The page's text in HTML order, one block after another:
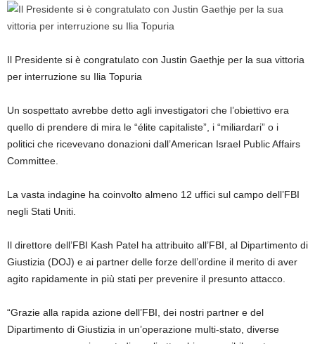
Il Presidente si è congratulato con Justin Gaethje per la sua vittoria
per interruzione su Ilia Topuria
Un sospettato avrebbe detto agli investigatori che l’obiettivo era
quello di prendere di mira le “élite capitaliste”, i “miliardari” o i
politici che ricevevano donazioni dall’American Israel Public Affairs
Committee.
La vasta indagine ha coinvolto almeno 12 uffici sul campo dell’FBI
negli Stati Uniti.
Il direttore dell’FBI Kash Patel ha attribuito all’FBI, al Dipartimento di
Giustizia (DOJ) e ai partner delle forze dell’ordine il merito di aver
agito rapidamente in più stati per prevenire il presunto attacco.
“Grazie alla rapida azione dell’FBI, dei nostri partner e del
Dipartimento di Giustizia in un’operazione multi-stato, diverse